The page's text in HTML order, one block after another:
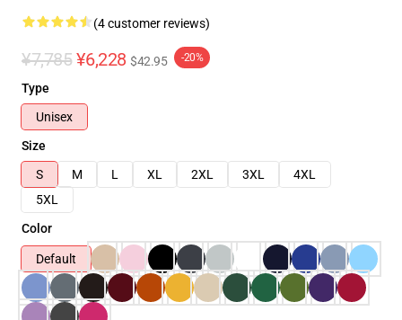
(4 customer reviews)
¥7,785 ¥6,228 $42.95 -20%
Type
Unisex
Size
S
M L XL 2XL 3XL
4XL
5XL
Color
Default